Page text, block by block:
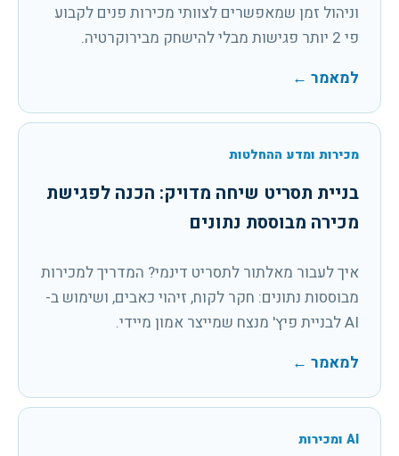
וניהול זמן שמאפשרים לצוותי מכירות פנים לקבוע
פי 2 יותר פגישות מבלי להישחק מבירוקרטיה.
למאמר ←
מכירות ומדע ההחלטות
בניית תסריט שיחה מדויק: הכנה לפגישת
מכירה מבוססת נתונים
איך לעבור מאלתור לתסריט דינמי? המדריך למכירות
מבוססות נתונים: חקר לקוח, זיהוי כאבים, ושימוש ב-
AI לבניית פיץ' מנצח שמייצר אמון מיידי.
למאמר ←
AI ומכירות